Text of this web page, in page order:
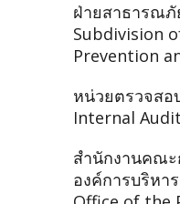
ฝ่ายสาธารณ
Subdivision
Prevention
หน่วยตรวจสอ
Internal
สำนักงานคณะ
องค์การบริหา